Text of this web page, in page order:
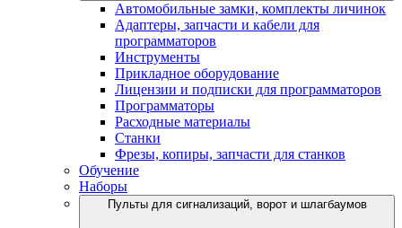
Автомобильные замки, комплекты личинок
Адаптеры, запчасти и кабели для
программаторов
Инструменты
Прикладное оборудование
Лицензии и подписки для программаторов
Программаторы
Расходные материалы
Станки
Фрезы, копиры, запчасти для станков
Обучение
Наборы
Пульты для сигнализаций, ворот и шлагбаумов